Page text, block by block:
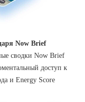
Now Brief
сводки Now Brief
доступ к
и Energy Score